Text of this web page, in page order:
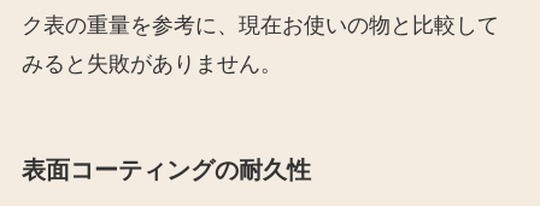
ク表の重量を参考に、現在お使いの物と比較して
みると失敗がありません。
表面コーティングの耐久性